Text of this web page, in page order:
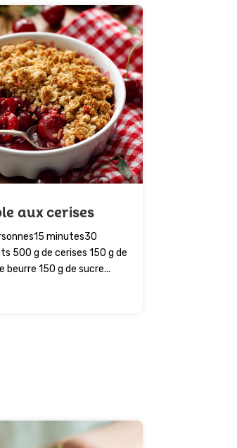
aux cerises
minutes30
500 g de cerises 150 g de
beurre 150 g de sucre...